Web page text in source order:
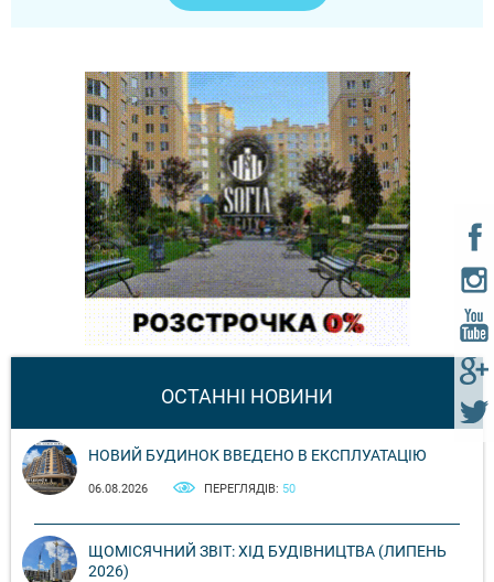
ОСТАННІ НОВИНИ
НОВИЙ БУДИНОК ВВЕДЕНО В ЕКСПЛУАТАЦІЮ
06.08.2026 ПЕРЕГЛЯДІВ: 50
ЩОМІСЯЧНИЙ ЗВІТ: ХІД БУДІВНИЦТВА (ЛИПЕНЬ
2026)